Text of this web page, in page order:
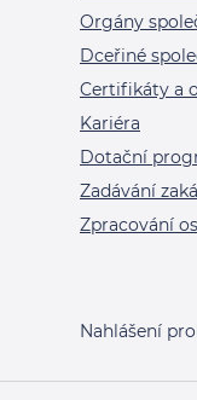
Orgány
Dceřiné
Certifikáty a
Kariéra
Dotační
Zadávání
Zpracování
Nahlášení